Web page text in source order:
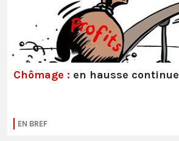
Chômage : en hausse continue
EN BREF